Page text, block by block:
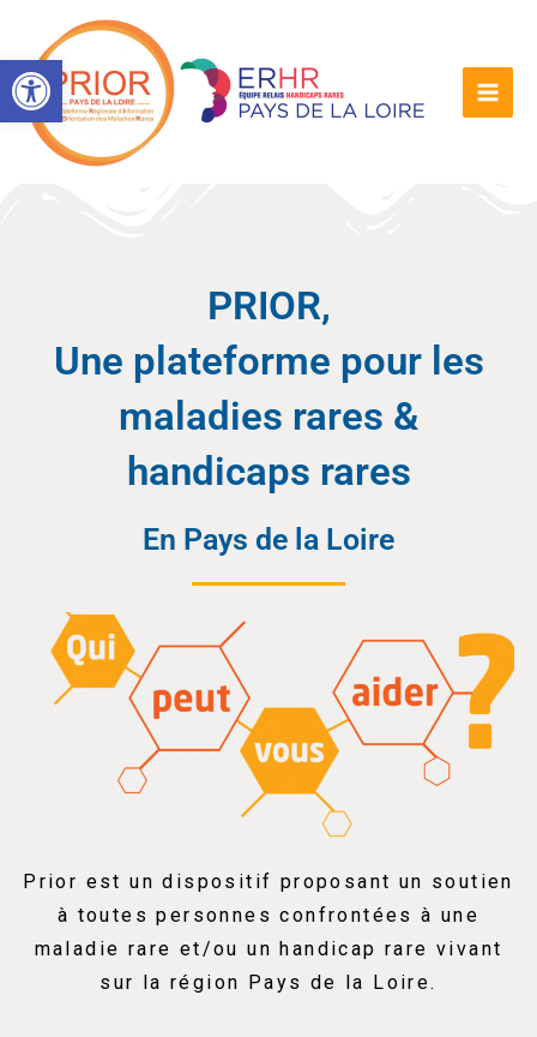
Ouvrir la barre d’outils
contenu
PRIOR,
Une plateforme pour les
maladies rares &
handicaps rares
En Pays de la Loire
Prior est un dispositif proposant un soutien
à toutes personnes confrontées à une
maladie rare et/ou un handicap rare vivant
sur la région Pays de la Loire.